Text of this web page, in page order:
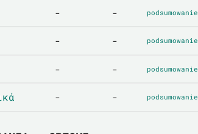
- - podsumowanie
- - podsumowanie
- - podsumowanie
- - podsumowanie